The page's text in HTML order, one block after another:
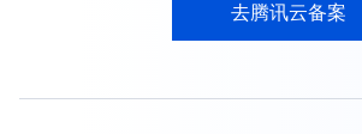
去腾讯云备案